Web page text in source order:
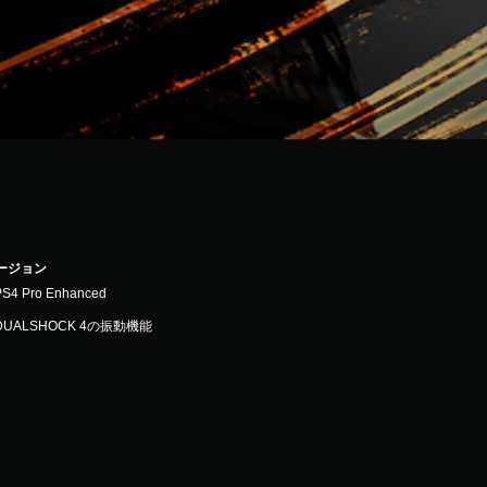
ジョン
Pro Enhanced
4の振動機能